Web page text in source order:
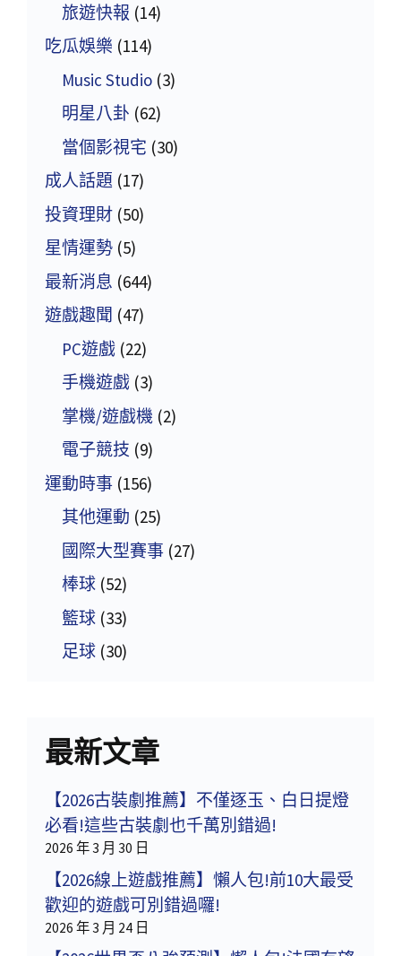
旅遊快報 (14)
吃瓜娛樂 (114)
Music Studio (3)
明星八卦 (62)
當個影視宅 (30)
成人話題 (17)
投資理財 (50)
星情運勢 (5)
最新消息 (644)
遊戲趣聞 (47)
PC遊戲 (22)
手機遊戲 (3)
掌機/遊戲機 (2)
電子競技 (9)
運動時事 (156)
其他運動 (25)
國際大型賽事 (27)
棒球 (52)
籃球 (33)
足球 (30)
最新文章
【2026古裝劇推薦】不僅逐玉、白日提燈
必看!這些古裝劇也千萬別錯過!
2026 年 3 月 30 日
【2026線上遊戲推薦】懶人包!前10大最受
歡迎的遊戲可別錯過囉!
2026 年 3 月 24 日